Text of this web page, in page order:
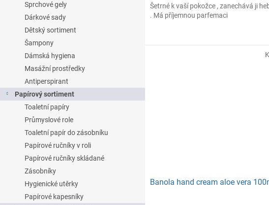
Sprchové gely
Dárkové sady
Dětský sortiment
Šampony
Dámská hygiena
Masážní prostředky
Antiperspirant
Papírový sortiment
Toaletní papíry
Průmyslové role
Toaletní papír do zásobníku
Papírové ručníky v roli
Papírové ručníky skládané
Zásobníky
Hygienické utěrky
Papírové kapesníky
Šetrné k vaší pokožce , zanechává ji
. Má příjemnou parfemaci
Banola hand cream aloe vera